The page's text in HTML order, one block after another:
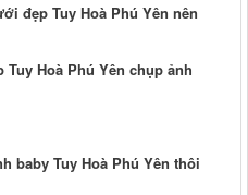
đẹp Tuy Hoà Phú Yên nên
Hoà Phú Yên chụp ảnh
baby Tuy Hoà Phú Yên thôi